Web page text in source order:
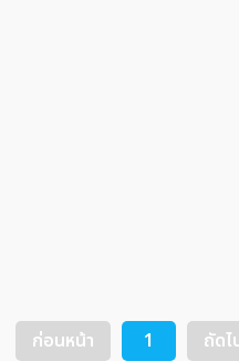
ก่อนหน้า 1 ถัดไ